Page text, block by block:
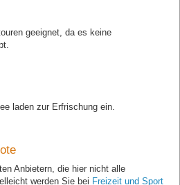
geeignet, da es keine
laden zur Erfrischung ein.
Anbietern, die hier nicht alle
werden Sie bei Freizeit und Sport